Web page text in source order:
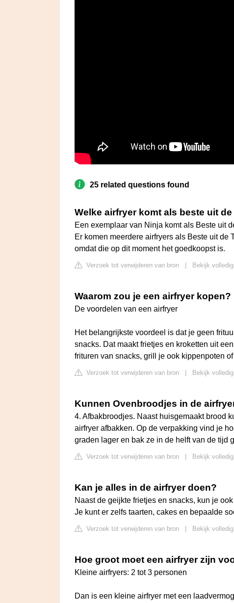
25 related questions found
Welke airfryer komt als beste uit
Een exemplaar van Ninja komt als Beste uit
Er komen meerdere airfryers als Beste uit
omdat die op dit moment het goedkoopst is.
Verzoek tot verwijderen van bron Bekijk
Waarom zou je een airfryer kopen?
De voordelen van een airfryer
Het belangrijkste voordeel is dat je geen
snacks. Dat maakt frietjes en kroketten uit
frituren van snacks, grill je ook kippenpoten
Verzoek tot verwijderen van bron Bekijk
Kunnen Ovenbroodjes in de
4. Afbakbroodjes. Naast huisgemaakt brood
airfryer afbakken. Op de verpakking vind je
graden lager en bak ze in de helft van de tijd
Verzoek tot verwijderen van bron Bekijk
Kan je alles in de airfryer doen?
Naast de geijkte frietjes en snacks, kun je
Je kunt er zelfs taarten, cakes en bepaalde
Verzoek tot verwijderen van bron Bekijk
Hoe groot moet een airfryer zijn
Kleine airfryers: 2 tot 3 personen
Dan is een kleine airfryer met een